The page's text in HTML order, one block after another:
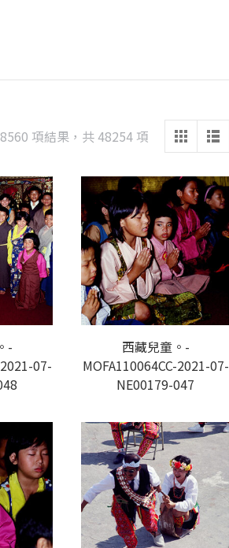
項結果，共 48254 項 Sorted
latest
-
07-
西藏兒童。-
MOFA110064CC-2021-07-
NE00179-047